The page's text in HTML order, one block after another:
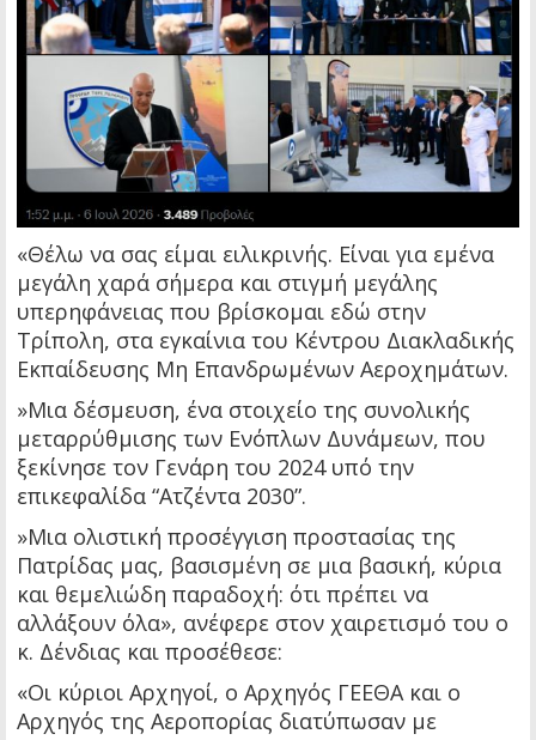
«Θέλω να σας είμαι ειλικρινής. Είναι για εμένα
μεγάλη χαρά σήμερα και στιγμή μεγάλης
υπερηφάνειας που βρίσκομαι εδώ στην
Τρίπολη, στα εγκαίνια του Κέντρου Διακλαδικής
Εκπαίδευσης Μη Επανδρωμένων Αεροχημάτων.
»Μια δέσμευση, ένα στοιχείο της συνολικής
μεταρρύθμισης των Ενόπλων Δυνάμεων, που
ξεκίνησε τον Γενάρη του 2024 υπό την
επικεφαλίδα “Ατζέντα 2030”.
»Μια ολιστική προσέγγιση προστασίας της
Πατρίδας μας, βασισμένη σε μια βασική, κύρια
και θεμελιώδη παραδοχή: ότι πρέπει να
αλλάξουν όλα», ανέφερε στον χαιρετισμό του ο
κ. Δένδιας και προσέθεσε:
«Οι κύριοι Αρχηγοί, ο Αρχηγός ΓΕΕΘΑ και ο
Αρχηγός της Αεροπορίας διατύπωσαν με